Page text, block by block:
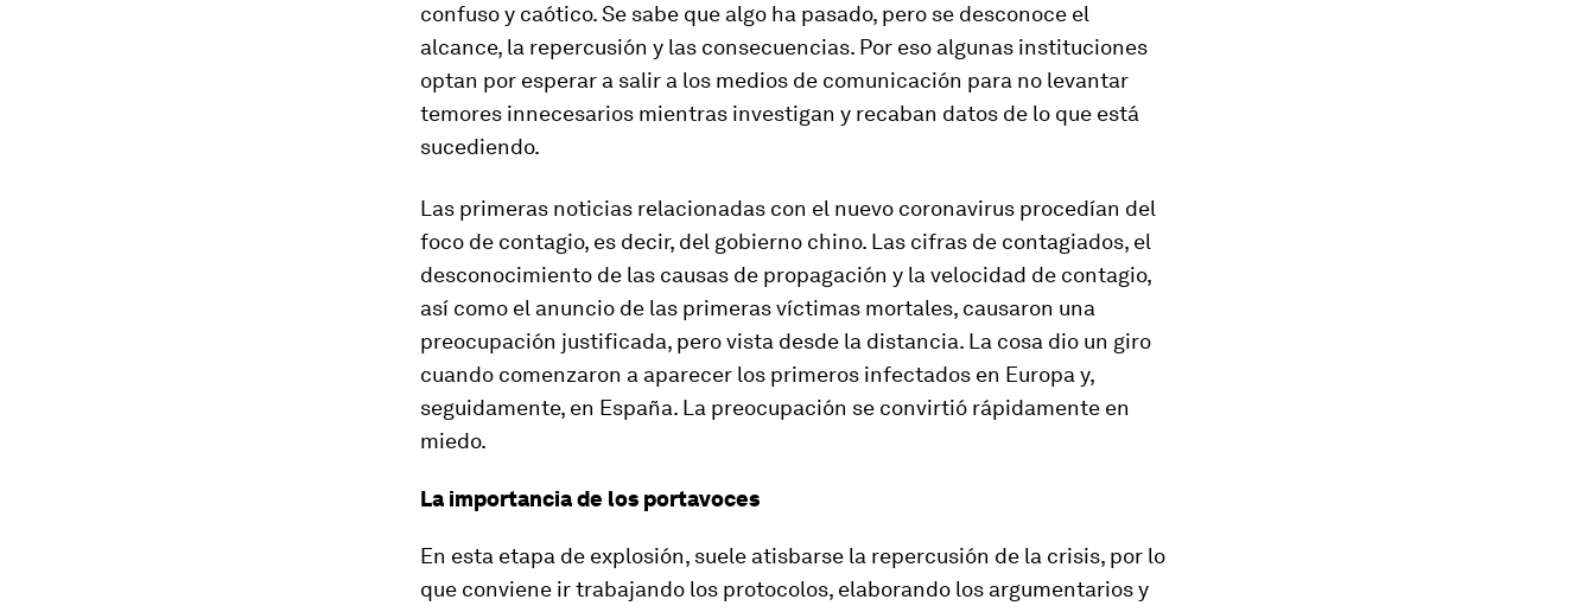
confuso y caótico. Se sabe que algo ha pasado, pero se desconoce el
alcance, la repercusión y las consecuencias. Por eso algunas instituciones
optan por esperar a salir a los medios de comunicación para no levantar
temores innecesarios mientras investigan y recaban datos de lo que está
sucediendo.
Las primeras noticias relacionadas con el nuevo coronavirus procedían del
foco de contagio, es decir, del gobierno chino. Las cifras de contagiados, el
desconocimiento de las causas de propagación y la velocidad de contagio,
así como el anuncio de las primeras víctimas mortales, causaron una
preocupación justificada, pero vista desde la distancia. La cosa dio un giro
cuando comenzaron a aparecer los primeros infectados en Europa y,
seguidamente, en España. La preocupación se convirtió rápidamente en
miedo.
La importancia de los portavoces
En esta etapa de explosión, suele atisbarse la repercusión de la crisis, por lo
que conviene ir trabajando los protocolos, elaborando los argumentarios y